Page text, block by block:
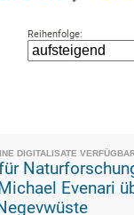
Reihenfolge:
DIGITALISATE
Evenari